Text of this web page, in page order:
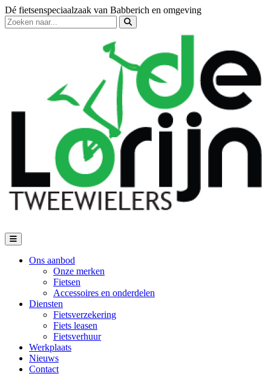
Dé fietsenspeciaalzaak van Babberich en omgeving
Ons aanbod
Onze merken
Fietsen
Accessoires en onderdelen
Diensten
Fietsverzekering
Fiets leasen
Fietsverhuur
Werkplaats
Nieuws
Contact